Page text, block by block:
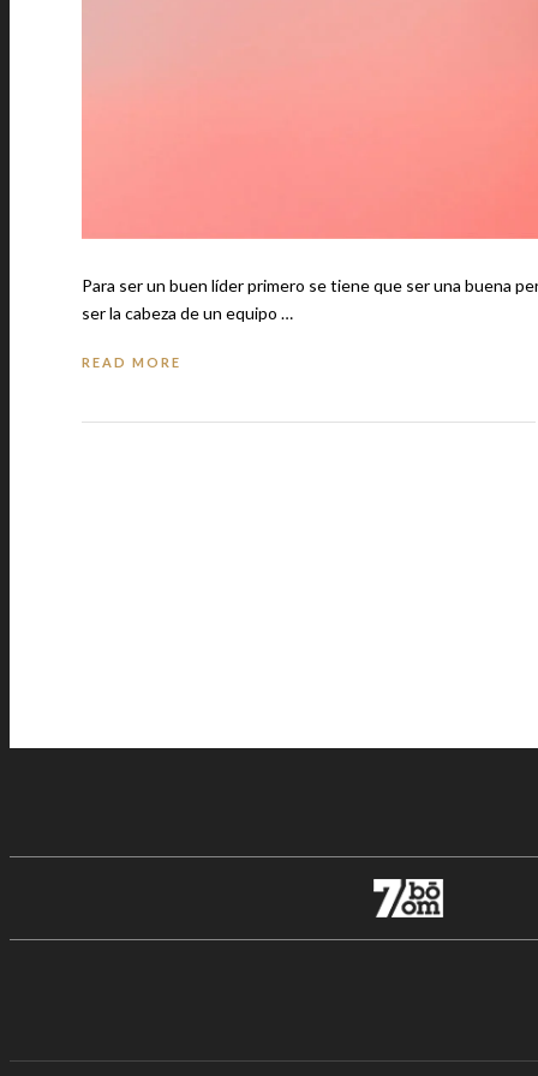
Para ser un buen líder primero se tiene que ser una buena persona
ser la cabeza de un equipo …
READ MORE